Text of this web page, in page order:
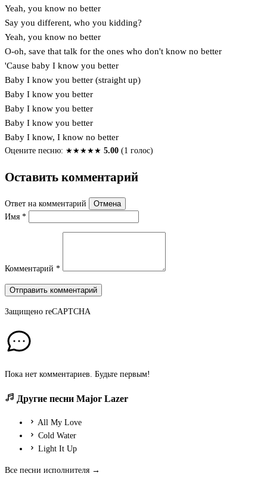
Yeah, you know no better
Say you different, who you kidding?
Yeah, you know no better
O-oh, save that talk for the ones who don't know no better
'Cause baby I know you better
Baby I know you better (straight up)
Baby I know you better
Baby I know you better
Baby I know you better
Baby I know, I know no better
Оцените песню: ★★★★★ 5.00 (1 голос)
Оставить комментарий
Ответ на комментарий
Отмена
Имя *
Комментарий *
Отправить комментарий
Защищено reCAPTCHA
Пока нет комментариев. Будьте первым!
Другие песни Major Lazer
All My Love
Cold Water
Light It Up
Все песни исполнителя →